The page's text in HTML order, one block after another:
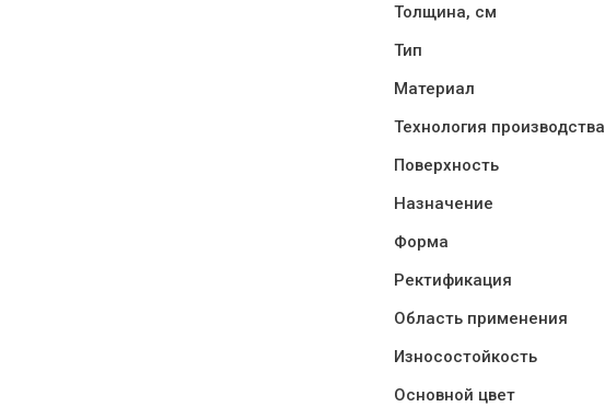
Толщина, см
Тип
Материал
Технология производства
Поверхность
Назначение
Форма
Ректификация
Область применения
Износостойкость
Основной цвет